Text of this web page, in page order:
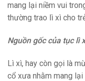
mang lại niềm vui
thường trao lì xì cho
Nguồn gốc của tục lì
Lì xì, hay còn gọi là
cổ xưa nhằm mang